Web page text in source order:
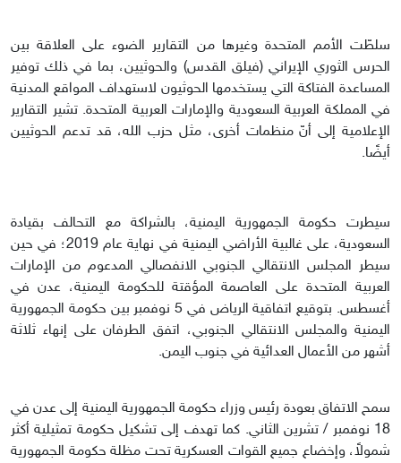
سلطّت الأمم المتحدة وغيرها من التقارير الضوء على العلاقة بين
الحرس الثوري الإيراني (فيلق القدس) والحوثيين، بما في ذلك توفير
المساعدة الفتاكة التي يستخدمها الحوثيون لاستهداف المواقع المدنية
في المملكة العربية السعودية والإمارات العربية المتحدة. تشير التقارير
الإعلامية إلى أنّ منظمات أخرى، مثل حزب الله، قد تدعم الحوثيين
أيضًا.
سيطرت حكومة الجمهورية اليمنية، بالشراكة مع التحالف بقيادة
السعودية، على غالبية الأراضي اليمنية في نهاية عام 2019؛ في حين
سيطر المجلس الانتقالي الجنوبي الانفصالي المدعوم من الإمارات
العربية المتحدة على العاصمة المؤقتة للحكومة اليمنية، عدن في
أغسطس. بتوقيع اتفاقية الرياض في 5 نوفمبر بين حكومة الجمهورية
اليمنية والمجلس الانتقالي الجنوبي، اتفق الطرفان على إنهاء ثلاثة
أشهر من الأعمال العدائية في جنوب اليمن.
سمح الاتفاق بعودة رئيس وزراء حكومة الجمهورية اليمنية إلى عدن في
18 نوفمبر / تشرين الثاني. كما تهدف إلى تشكيل حكومة تمثيلية أكثر
شمولاً، وإخضاع جميع القوات العسكرية تحت مظلة حكومة الجمهورية